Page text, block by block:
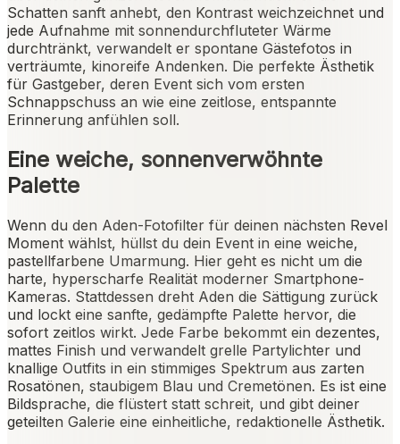
Schatten sanft anhebt, den Kontrast weichzeichnet und
jede Aufnahme mit sonnendurchfluteter Wärme
durchtränkt, verwandelt er spontane Gästefotos in
verträumte, kinoreife Andenken. Die perfekte Ästhetik
für Gastgeber, deren Event sich vom ersten
Schnappschuss an wie eine zeitlose, entspannte
Erinnerung anfühlen soll.
Eine weiche, sonnenverwöhnte
Palette
Wenn du den Aden-Fotofilter für deinen nächsten Revel
Moment wählst, hüllst du dein Event in eine weiche,
pastellfarbene Umarmung. Hier geht es nicht um die
harte, hyperscharfe Realität moderner Smartphone-
Kameras. Stattdessen dreht Aden die Sättigung zurück
und lockt eine sanfte, gedämpfte Palette hervor, die
sofort zeitlos wirkt. Jede Farbe bekommt ein dezentes,
mattes Finish und verwandelt grelle Partylichter und
knallige Outfits in ein stimmiges Spektrum aus zarten
Rosatönen, staubigem Blau und Cremetönen. Es ist eine
Bildsprache, die flüstert statt schreit, und gibt deiner
geteilten Galerie eine einheitliche, redaktionelle Ästhetik.